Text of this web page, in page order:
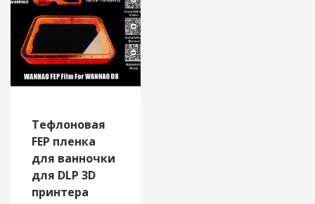
Тефлоновая
FEP пленка
для ванночки
для DLP 3D
принтера